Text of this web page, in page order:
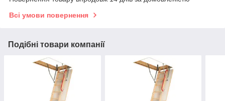
Всі умови повернення
Подібні товари компанії